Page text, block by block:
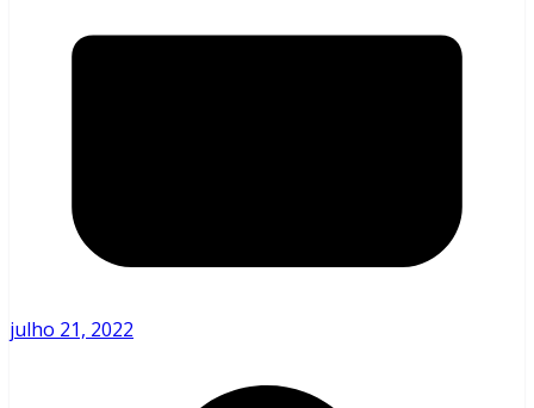
julho 21, 2022